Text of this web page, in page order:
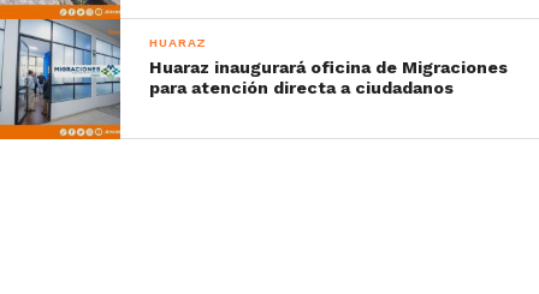
HUARAZ
Huaraz inaugurará oficina de Migraciones
para atención directa a ciudadanos